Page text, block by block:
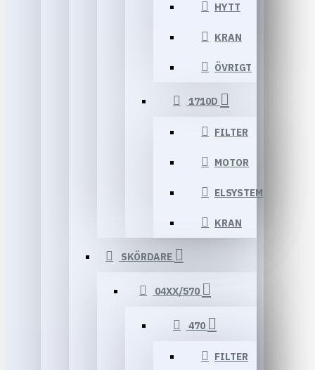
HYTT
KRAN
ÖVRIGT
1710D
FILTER
MOTOR
ELSYSTEM
KRAN
SKÖRDARE
04XX/570
470
FILTER